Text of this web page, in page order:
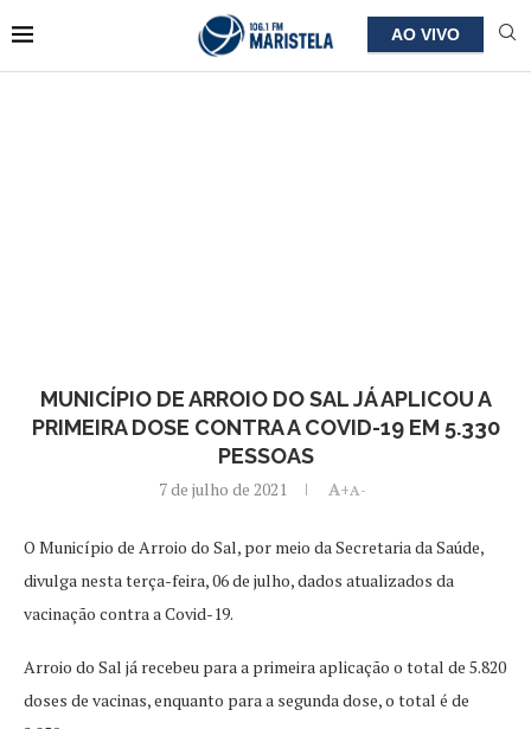
AO VIVO
MUNICÍPIO DE ARROIO DO SAL JÁ APLICOU A
PRIMEIRA DOSE CONTRA A COVID-19 EM 5.330
PESSOAS
7 de julho de 2021 A+A-
O Município de Arroio do Sal, por meio da Secretaria da Saúde,
divulga nesta terça-feira, 06 de julho, dados atualizados da
vacinação contra a Covid-19.
Arroio do Sal já recebeu para a primeira aplicação o total de 5.820
doses de vacinas, enquanto para a segunda dose, o total é de